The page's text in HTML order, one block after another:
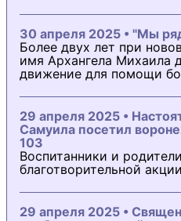
30 апреля 2025 • "Мы
Более двух лет при
имя Архангела Михаила
движение для помощи
29 апреля 2025 •
Самуила посетил
103
Воспитанники и
благотворительной
29 апреля 2025 •